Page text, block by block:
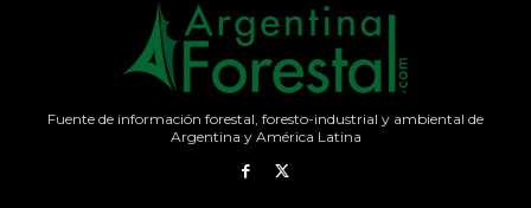
Fuente de información forestal, foresto-industrial y ambiental de
Argentina y América Latina